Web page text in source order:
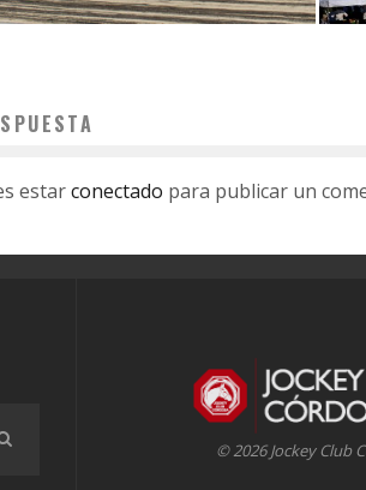
estarconectado para publicar un
© 2026 Jockey Club